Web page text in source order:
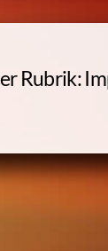
Rubrik: